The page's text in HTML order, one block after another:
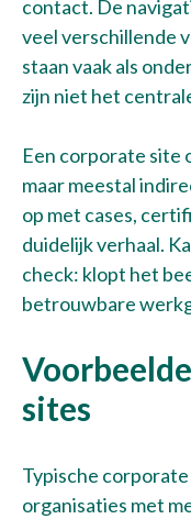
contact. De
veel verschillende
staan vaak als
zijn niet het
Een corporate
maar meestal
op met cases,
duidelijk verhaal.
check: klopt het
betrouwbare
sites
Typische
organisaties met